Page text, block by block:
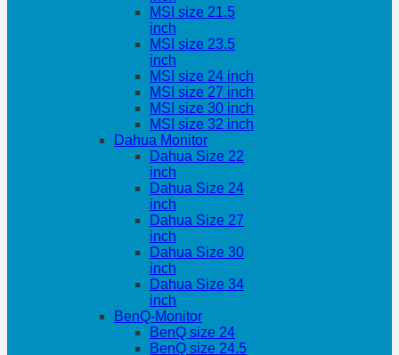
MSI size 21.5
inch
MSI size 23.5
inch
MSI size 24 inch
MSI size 27 inch
MSI size 30 inch
MSI size 32 inch
Dahua Monitor
Dahua Size 22
inch
Dahua Size 24
inch
Dahua Size 27
inch
Dahua Size 30
inch
Dahua Size 34
inch
BenQ-Monitor
BenQ size 24
BenQ size 24.5